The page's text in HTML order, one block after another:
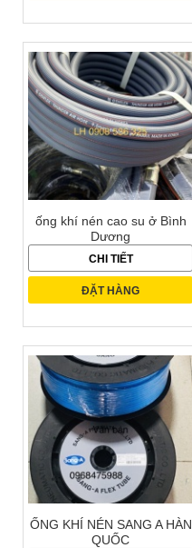
ống khí nén cao su ở Bình
Dương
CHI TIẾT
ĐẶT HÀNG
ỐNG KHÍ NÉN SANG A HÀN
QUỐC